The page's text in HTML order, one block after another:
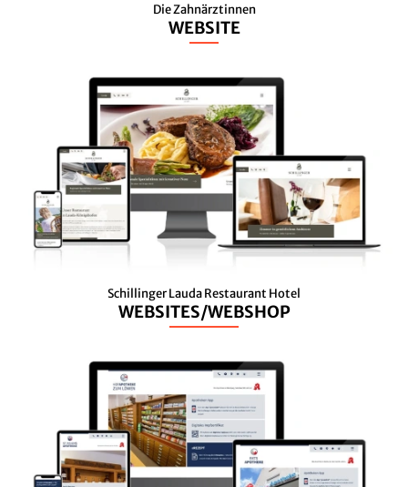
Die Zahnärztinnen
WEBSITE
Schillinger Lauda Restaurant Hotel
WEBSITES/WEBSHOP